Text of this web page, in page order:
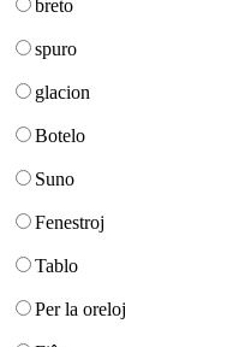
breto
spuro
glacion
Botelo
Suno
Fenestroj
Tablo
Per la oreloj